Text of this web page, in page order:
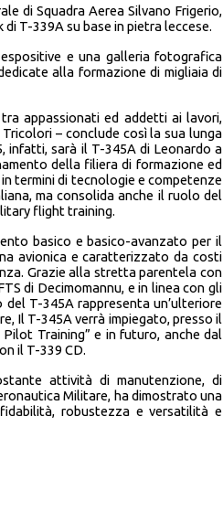
di Squadra Aerea Silvano Frigerio,
T-339A su base in pietra leccese.
e una galleria fotografica
alla formazione di migliaia di
appassionati ed addetti ai lavori,
– conclude così la sua lunga
infatti, sarà il T-345A di Leonardo a
della filiera di formazione ed
termini di tecnologie e competenze
ma consolida anche il ruolo del
flight training.
basico e basico-avanzato per il
avionica e caratterizzato da costi
Grazie alla stretta parentela con
di Decimomannu, e in linea con gli
T-345A rappresenta un’ulteriore
Il T-345A verrà impiegato, presso il
Training” e in futuro, anche dal
il T-339 CD.
attività di manutenzione, di
Militare, ha dimostrato una
robustezza e versatilità e